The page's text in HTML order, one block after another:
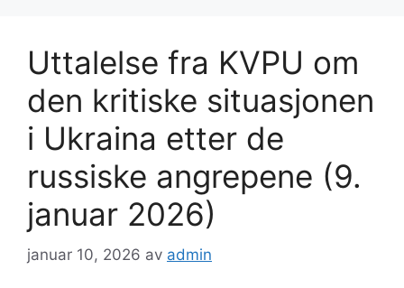
Uttalelse fra KVPU om
den kritiske situasjonen
i Ukraina etter de
russiske angrepene (9.
januar 2026)
januar 10, 2026 av admin